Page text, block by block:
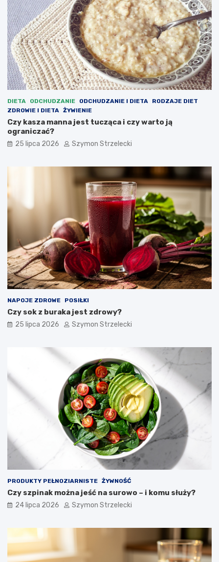
DIETA ODCHUDZANIE ODCHUDZANIE I DIETA
RODZAJE DIET
ZDROWIE I DIETA ŻYWIENIE
Czy kasza manna jest tucząca i czy warto ją
ograniczać?
25 lipca 2026 Szymon Strzelecki
NAPOJE ZDROWE POSIŁKI
Czy sok z buraka jest zdrowy?
25 lipca 2026 Szymon Strzelecki
PRODUKTY PEŁNOZIARNISTE ŻYWNOŚĆ
Czy szpinak można jeść na surowo – i komu służy?
24 lipca 2026 Szymon Strzelecki